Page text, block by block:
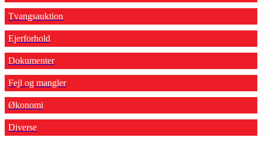
Tvangsauktion
Ejerforhold
Dokumenter
Fejl og mangler
Økonomi
Diverse